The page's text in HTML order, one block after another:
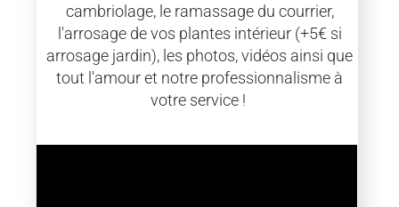
cambriolage, le ramassage du courrier,
l'arrosage de vos plantes intérieur (+5€ si
arrosage jardin), les photos, vidéos ainsi que
tout l'amour et notre professionnalisme à
votre service !